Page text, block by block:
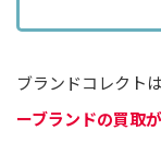
ブランドコレクトは
ーブランドの買取